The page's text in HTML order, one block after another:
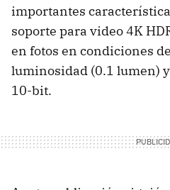
importantes
soporte para video 4K
en fotos en condiciones
luminosidad (0.1 lumen)
10-bit.